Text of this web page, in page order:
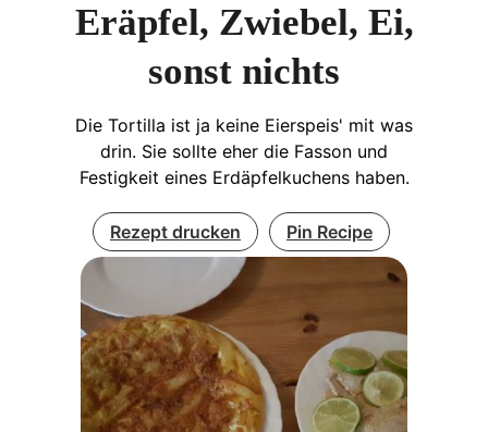
Eräpfel, Zwiebel, Ei,
sonst nichts
Die Tortilla ist ja keine Eierspeis' mit was
drin. Sie sollte eher die Fasson und
Festigkeit eines Erdäpfelkuchens haben.
Rezept drucken Pin Recipe